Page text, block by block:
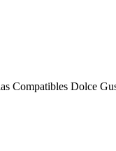
Compatibles Dolce